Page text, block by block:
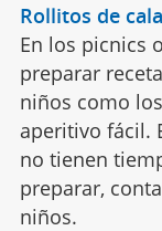
Rollitos de
En los picnics
preparar
niños como
aperitivo fácil.
no tienen
preparar,
niños.